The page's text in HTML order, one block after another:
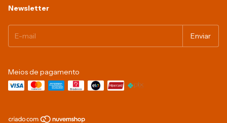
Newsletter
Meios de pagamento